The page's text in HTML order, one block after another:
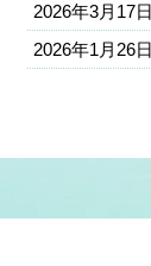
2026年3月17日
2026年1月26日